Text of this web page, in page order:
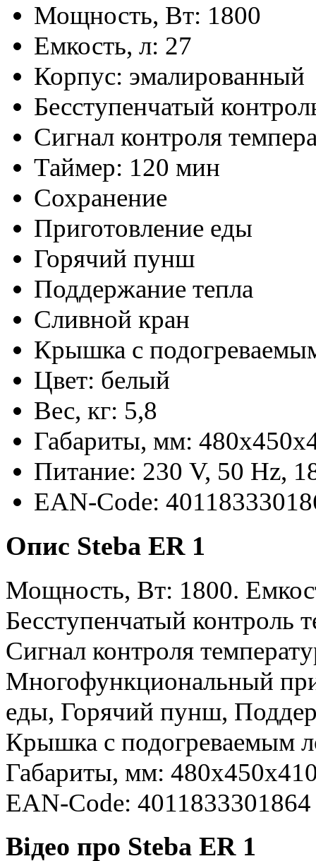
Мощность, Вт: 1800
Емкость, л: 27
Корпус: эмалированный
Бесступенчатый
Сигнал контроля
Таймер: 120 мин
Сохранение
Приготовление еды
Горячий пунш
Поддержание тепла
Сливной кран
Крышка с
Цвет: белый
Вес, кг: 5,8
Габариты, мм:
Питание: 230 V, 50 Hz,
EAN-Code:
Опис Steba ER 1
Мощность, Вт: 1800.
Бесступенчатый контроль
Сигнал контроля
Многофункциональный
еды, Горячий пунш,
Крышка с подогреваемым
Габариты, мм:
EAN-Code: 4011833301864
Відео про Steba ER 1